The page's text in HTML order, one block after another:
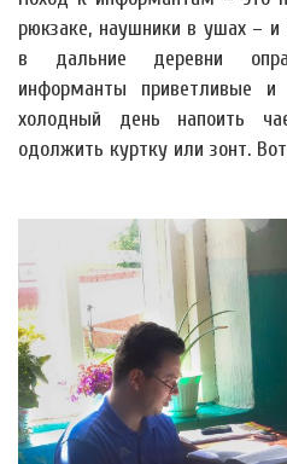
рюкзаке, наушники в ушах –
в дальние деревни
информанты приветливые и
холодный день напоить
одолжить куртку или зонт.